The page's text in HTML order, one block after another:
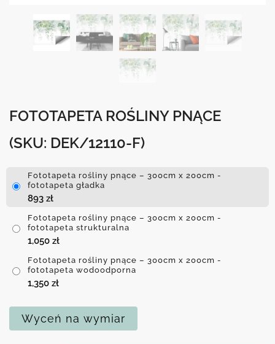
FOTOTAPETA ROŚLINY PNĄCE
(SKU: DEK/12110-F)
Fototapeta rośliny pnące – 300cm x 200cm -
fototapeta gładka
893 zł
Fototapeta rośliny pnące – 300cm x 200cm -
fototapeta strukturalna
1,050 zł
Fototapeta rośliny pnące – 300cm x 200cm -
fototapeta wodoodporna
1,350 zł
Wyceń na wymiar